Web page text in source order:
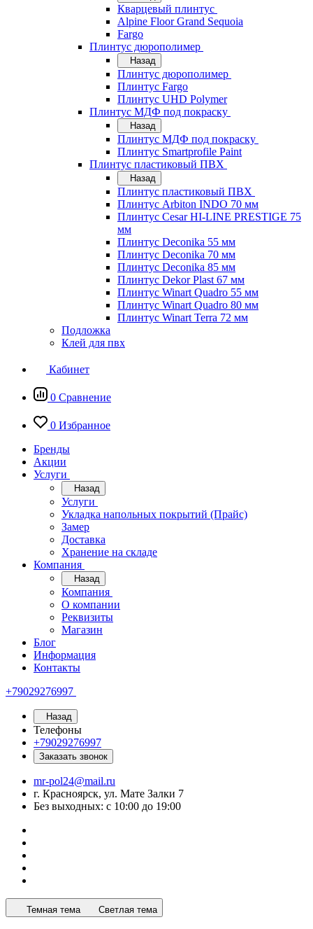
Кварцевый плинтус
Alpine Floor Grand Sequoia
Fargo
Плинтус дюрополимер
Назад
Плинтус дюрополимер
Плинтус Fargo
Плинтус UHD Polymer
Плинтус МДФ под покраску
Назад
Плинтус МДФ под покраску
Плинтус Smartprofile Paint
Плинтус пластиковый ПВХ
Назад
Плинтус пластиковый ПВХ
Плинтус Arbiton INDO 70 мм
Плинтус Cesar HI-LINE PRESTIGE 75
мм
Плинтус Deconika 55 мм
Плинтус Deconika 70 мм
Плинтус Deconika 85 мм
Плинтус Dekor Plast 67 мм
Плинтус Winart Quadro 55 мм
Плинтус Winart Quadro 80 мм
Плинтус Winart Terra 72 мм
Подложка
Клей для пвх
Кабинет
0 Сравнение
0 Избранное
Бренды
Акции
Услуги
Назад
Услуги
Укладка напольных покрытий (Прайс)
Замер
Доставка
Хранение на складе
Компания
Назад
Компания
О компании
Реквизиты
Магазин
Блог
Информация
Контакты
+79029276997
Назад
Телефоны
+79029276997
Заказать звонок
mr-pol24@mail.ru
г. Красноярск, ул. Мате Залки 7
Без выходных: с 10:00 до 19:00
Темная тема Светлая тема